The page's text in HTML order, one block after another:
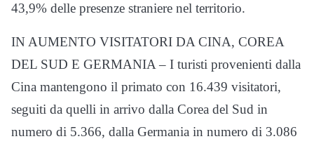
43,9% delle presenze straniere nel territorio.
IN AUMENTO VISITATORI DA CINA, COREA
DEL SUD E GERMANIA – I turisti provenienti dalla
Cina mantengono il primato con 16.439 visitatori,
seguiti da quelli in arrivo dalla Corea del Sud in
numero di 5.366, dalla Germania in numero di 3.086